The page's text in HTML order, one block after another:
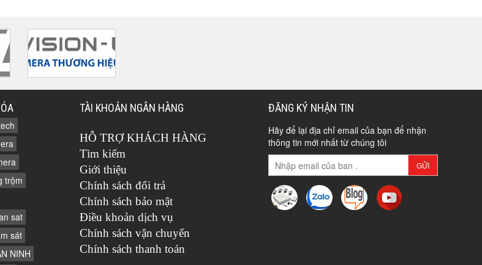
trộm
sat
sát
NINH
TÀI KHOẢN NGÂN HÀNG
HỖ TRỢ KHÁCH HÀNG
Tìm kiếm
Giới thiệu
Chính sách đổi trả
Chính sách bảo mật
Điều khoản dịch vụ
Chính sách vận chuyển
Chính sách thanh toán
ĐĂNG KÝ NHẬN TIN
Hãy để lại địa chỉ email của bạn để nhận
thông tin mới nhất từ chúng tôi
GỬI